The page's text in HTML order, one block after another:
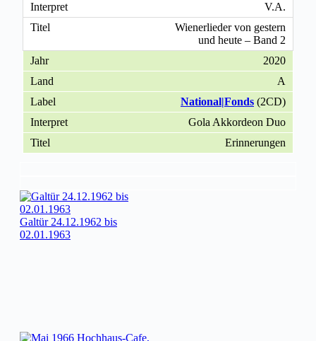
V.A.
Wienerlieder von gestern
und heute – Band 2
2020
A
National|Fonds (2CD)
Gola Akkordeon Duo
Erinnerungen
Galtür 24.12.1962 bis
02.01.1963